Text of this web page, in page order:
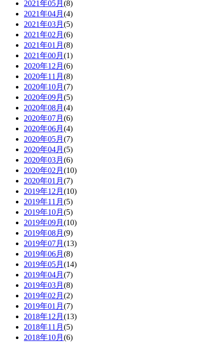
2021年05月 (8)
2021年04月 (4)
2021年03月 (5)
2021年02月 (6)
2021年01月 (8)
2021年00月 (1)
2020年12月 (6)
2020年11月 (8)
2020年10月 (7)
2020年09月 (5)
2020年08月 (4)
2020年07月 (6)
2020年06月 (4)
2020年05月 (7)
2020年04月 (5)
2020年03月 (6)
2020年02月 (10)
2020年01月 (7)
2019年12月 (10)
2019年11月 (5)
2019年10月 (5)
2019年09月 (10)
2019年08月 (9)
2019年07月 (13)
2019年06月 (8)
2019年05月 (14)
2019年04月 (7)
2019年03月 (8)
2019年02月 (2)
2019年01月 (7)
2018年12月 (13)
2018年11月 (5)
2018年10月 (6)